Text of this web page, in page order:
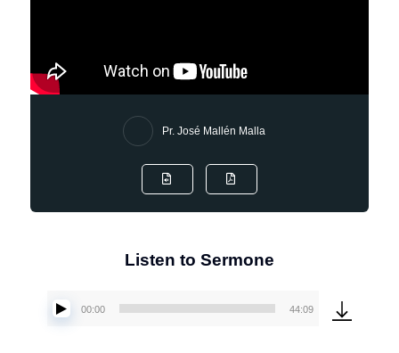
Pr. José Mallén Malla
Listen to Sermone
Reproductor
00:00 44:09